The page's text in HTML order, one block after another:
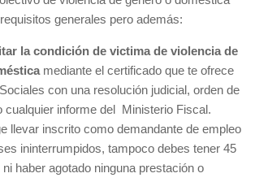
generales pero además:
la condición de victima de violencia de
mediante el certificado que te ofrece
con una resolución judicial, orden de
cualquier informe del Ministerio Fiscal.
llevar inscrito como demandante de empleo
ininterrumpidos, tampoco debes tener 45
haber agotado ninguna prestación o